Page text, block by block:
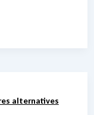
alternatives